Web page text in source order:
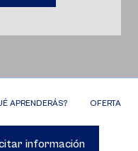
APRENDERÁS? OFERTA DE
información